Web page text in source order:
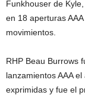
Funkhouser de
en 18 aperturas
movimientos.
RHP Beau Burrows
lanzamientos AAA
exprimidas y fue el